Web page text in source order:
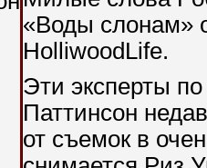
«Воды слонам»
HolliwoodLife.
Эти эксперты
Паттинсон
от съемок в